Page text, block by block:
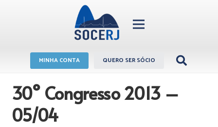
MINHA CONTA QUERO SER SÓCIO
30° Congresso 2013 –
05/04